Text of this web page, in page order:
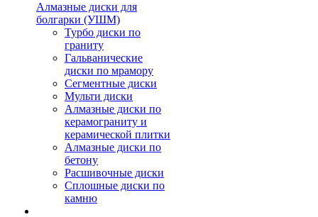
Алмазные диски для
болгарки (УШМ)
Турбо диски по
граниту
Гальванические
диски по мрамору
Сегментные диски
Мульти диски
Алмазные диски по
керамограниту и
керамической плитки
Алмазные диски по
бетону
Расшивочные диски
Сплошные диски по
камню